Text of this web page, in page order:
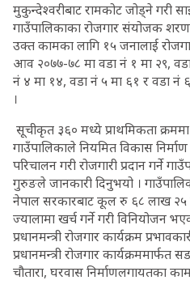
मुकुन्देश्वरीबाट रामकोट जोड्ने गरी
गाउँपालिकाका रोजगार संयोजक
उक्त कामका लागि १५ जनालाई
आव २०७७-७८ मा वडा नं १ मा २९,
नं ४ मा १४, वडा नं ५ मा ६१ र वडा
।
सूचीकृत ३६० मध्ये प्राथमिकता
गाउँपालिकाले नियमित विकास
परिचालन गरी रोजगारी प्रदान गर्ने
गुरुङले जानकारी दिनुभयो ।
नेपाल सरकारबाट कूल रु ६८ लाख
ज्यालामा खर्च गर्ने गरी विनियोजन
प्रधानमन्त्री रोजगार कार्यक्रम
प्रधानमन्त्री रोजगार
चौतारा, घरवास निर्माणलगायतका